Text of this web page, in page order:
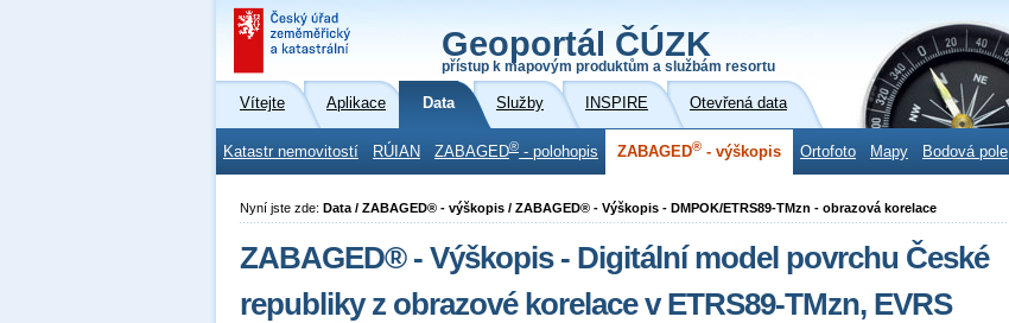
Geoportál ČÚZK
přístup k mapovým produktům a službám resortu
Vítejte Aplikace Data Služby INSPIRE Otevřená data
Katastr nemovitostí RÚIAN ZABAGED® - polohopis ZABAGED® - výškopis Ortofoto Mapy Bodová pole
Nyní jste zde: Data / ZABAGED® - výškopis / ZABAGED® - Výškopis - DMPOK/ETRS89-TMzn - obrazová korelace
ZABAGED® - Výškopis - Digitální model povrchu České
republiky z obrazové korelace v ETRS89-TMzn, EVRS